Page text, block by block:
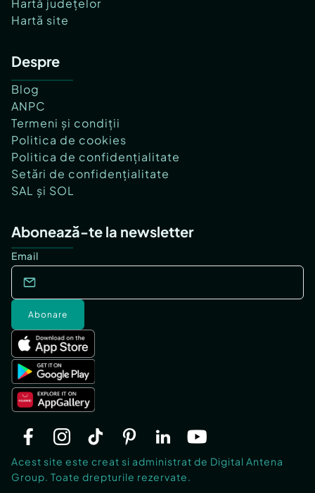
Hartă site
Despre
Blog
ANPC
Termeni și condiții
Politica de cookies
Politica de confidențialitate
Setări de confidențialitate
SAL și SOL
Abonează-te la newsletter
Email
Abonare
Acest site este creat si administrat de Digital Antena
Group. Toate drepturile rezervate.